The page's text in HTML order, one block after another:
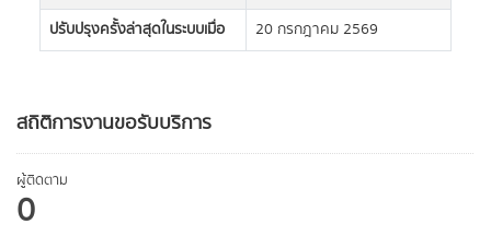
สถิติการงานขอรับบริการ
ผู้ติดตาม
0
ปรับปรุงครั้งล่าสุดในระบบเมื่อ
20 กรกฎาคม 2569